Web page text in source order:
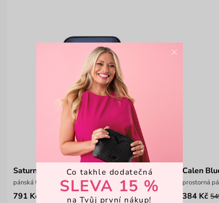
Saturn Blue
pánská taška přes rameno
791 Kč 1 099 Kč
Calen
prostorná
384 Kč
×
Co takhle dodatečná
SLEVA 15 %
na Tvůj první nákup!